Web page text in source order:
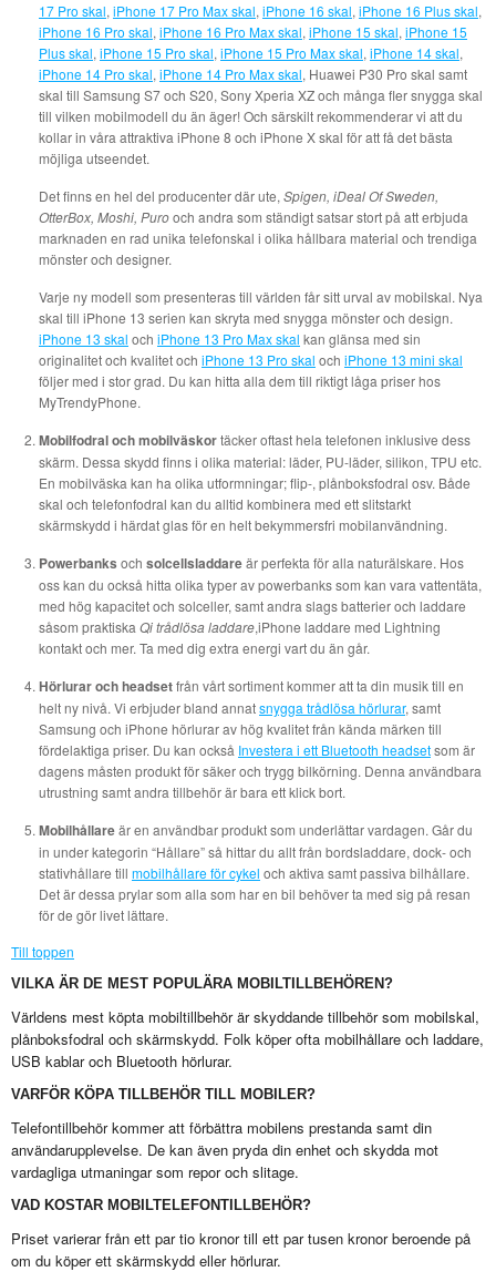
17 Pro skal, iPhone 17 Pro Max skal, iPhone 16 skal, iPhone 16 Plus skal,
iPhone 16 Pro skal, iPhone 16 Pro Max skal, iPhone 15 skal, iPhone 15
Plus skal, iPhone 15 Pro skal, iPhone 15 Pro Max skal, iPhone 14 skal,
iPhone 14 Pro skal, iPhone 14 Pro Max skal, Huawei P30 Pro skal samt
skal till Samsung S7 och S20, Sony Xperia XZ och många fler snygga skal
till vilken mobilmodell du än äger! Och särskilt rekommenderar vi att du
kollar in våra attraktiva iPhone 8 och iPhone X skal för att få det bästa
möjliga utseendet.
Det finns en hel del producenter där ute, Spigen, iDeal Of Sweden,
OtterBox, Moshi, Purooch andra som ständigt satsar stort på att erbjuda
marknaden en rad unika telefonskal i olika hållbara material och trendiga
mönster och designer.
Varje ny modell som presenteras till världen får sitt urval av mobilskal. Nya
skal till iPhone 13 serien kan skryta med snygga mönster och design.
iPhone 13 skal och iPhone 13 Pro Max skal kan glänsa med sin
originalitet och kvalitet och iPhone 13 Pro skal och iPhone 13 mini skal
följer med i stor grad. Du kan hitta alla dem till riktigt låga priser hos
MyTrendyPhone.
Mobilfodral och mobilväskortäcker oftast hela telefonen inklusive dess
skärm. Dessa skydd finns i olika material: läder, PU-läder, silikon, TPU etc.
En mobilväska kan ha olika utformningar; flip-, plånboksfodral osv. Både
skal och telefonfodral kan du alltid kombinera med ett slitstarkt
skärmskydd i härdat glas för en helt bekymmersfri mobilanvändning.
Powerbanks och solcellsladdareär perfekta för alla naturälskare. Hos
oss kan du också hitta olika typer av powerbanks som kan vara vattentäta,
med hög kapacitet och solceller, samt andra slags batterier och laddare
såsom praktiska Qi trådlösa laddare,iPhone laddare med Lightning
kontakt och mer. Ta med dig extra energi vart du än går.
Hörlurar och headsetfrån vårt sortiment kommer att ta din musik till en
helt ny nivå. Vi erbjuder bland annatsnygga trådlösa hörlurar, samt
Samsung och iPhone hörlurar av hög kvalitet från kända märken till
fördelaktiga priser. Du kan också Investera i ett Bluetooth headsetsom är
dagens måsten produkt för säker och trygg bilkörning. Denna användbara
utrustning samt andra tillbehör är bara ett klick bort.
Mobilhållareär en användbar produkt som underlättar vardagen. Går du
in under kategorin “Hållare” så hittar du allt från bordsladdare, dock- och
stativhållare till mobilhållare för cykel och aktiva samt passiva bilhållare.
Det är dessa prylar som alla som har en bil behöver ta med sig på resan
för de gör livet lättare.
Till toppen
VILKA ÄR DE MEST POPULÄRA MOBILTILLBEHÖREN?
Världens mest köpta mobiltillbehör är skyddande tillbehör som mobilskal,
plånboksfodral och skärmskydd. Folk köper ofta mobilhållare och laddare,
USB kablar och Bluetooth hörlurar.
VARFÖR KÖPA TILLBEHÖR TILL MOBILER?
Telefontillbehör kommer att förbättra mobilens prestanda samt din
användarupplevelse. De kan även pryda din enhet och skydda mot
vardagliga utmaningar som repor och slitage.
VAD KOSTAR MOBILTELEFONTILLBEHÖR?
Priset varierar från ett par tio kronor till ett par tusen kronor beroende på
om du köper ett skärmskydd eller hörlurar.